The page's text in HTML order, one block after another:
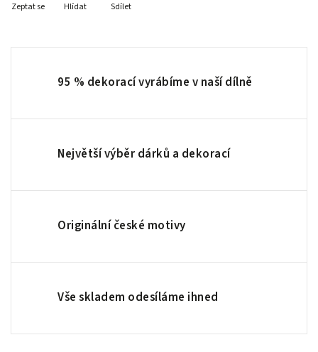
Zeptat se Hlídat Sdílet
95 % dekorací vyrábíme v naší dílně
Největší výběr dárků a dekorací
Originální české motivy
Vše skladem odesíláme ihned